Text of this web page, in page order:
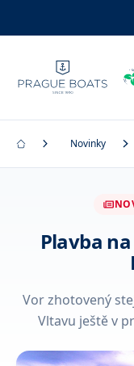
Novinky
Plavba
Vor zhotovený
Vltavu ještě v